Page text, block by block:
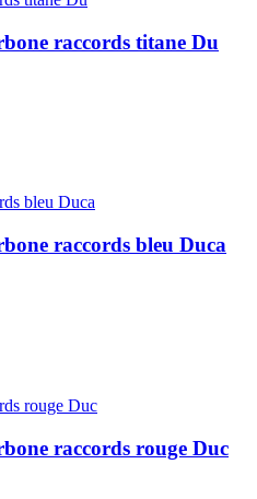
raccords titane Du
raccords bleu Duca
raccords rouge Duc